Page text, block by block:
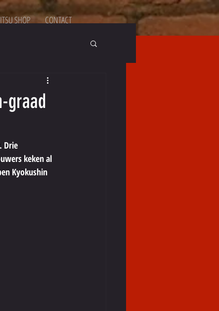
SHOP CONTACT
graad
Drie
keken al
Kyokushin